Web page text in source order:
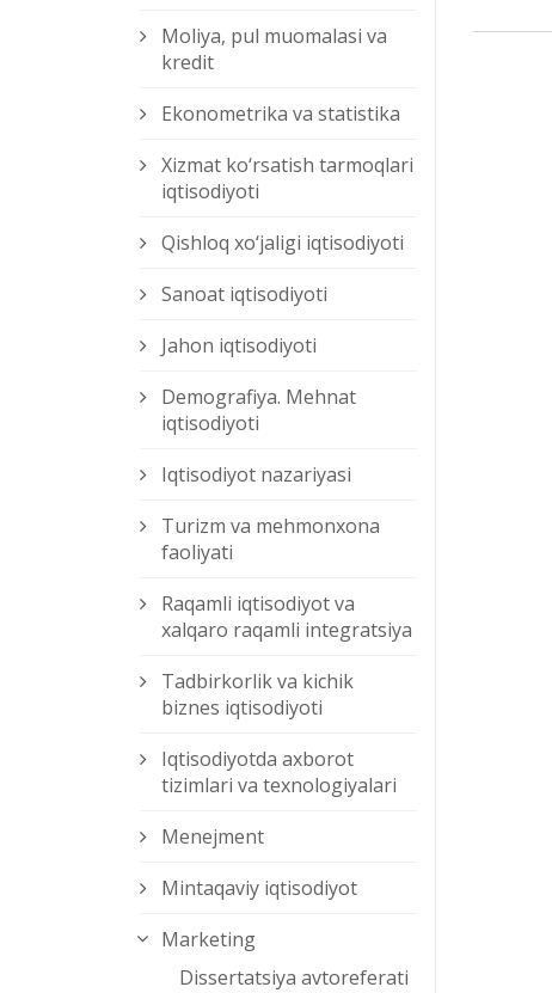
Moliya, pul muomalasi va
kredit
Ekonometrika va statistika
Xizmat kо‘rsatish tarmoqlari
iqtisodiyoti
Qishloq xо‘jaligi iqtisodiyoti
Sanoat iqtisodiyoti
Jahon iqtisodiyoti
Demografiya. Mehnat
iqtisodiyoti
Iqtisodiyot nazariyasi
Turizm va mehmonxona
faoliyati
Raqamli iqtisodiyot va
xalqaro raqamli integratsiya
Tadbirkorlik va kichik
biznes iqtisodiyoti
Iqtisodiyotda axborot
tizimlari va texnologiyalari
Menejment
Mintaqaviy iqtisodiyot
Marketing
Dissertatsiya avtoreferati